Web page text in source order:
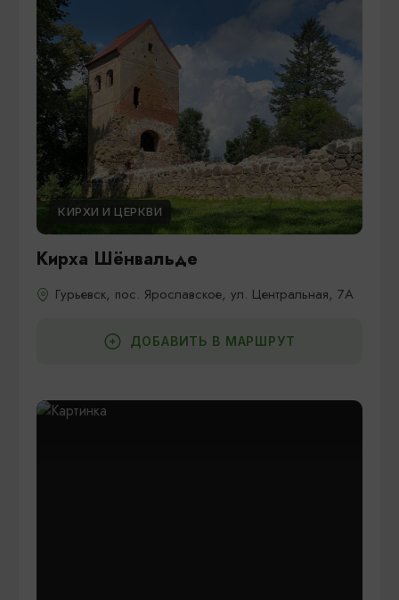
КИРХИ И ЦЕРКВИ
Кирха Шёнвальде
Гурьевск, пос. Ярославское, ул. Центральная, 7А
ДОБАВИТЬ В МАРШРУТ